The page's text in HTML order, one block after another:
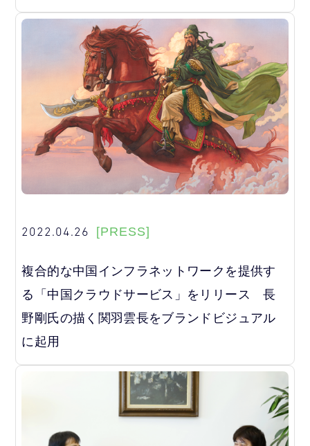
2022.04.26 [PRESS]
複合的な中国インフラネットワークを提供す
る「中国クラウドサービス」をリリース 長
野剛氏の描く関羽雲長をブランドビジュアル
に起用